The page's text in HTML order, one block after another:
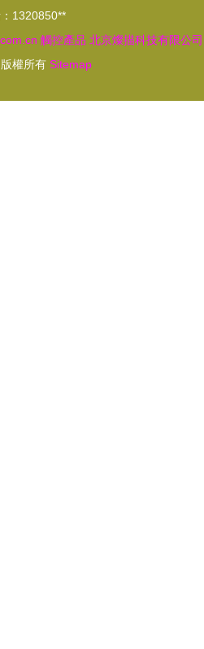
1320850**
觸控產品 北京燦描科技有限公司
版權所有 Sitemap